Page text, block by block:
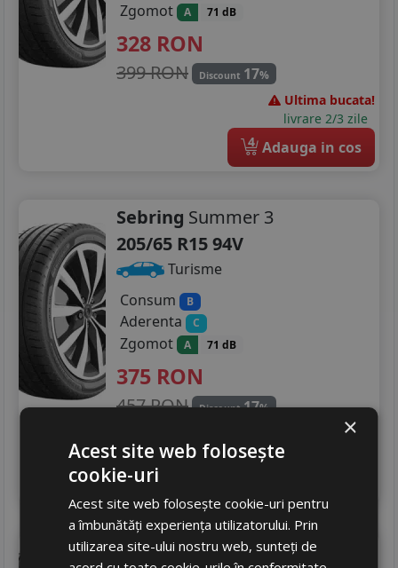
235/50R19
Zgomot A 71 dB
328 RON
399 RON Discount 17%
Ultima bucata!
livrare 2/3 zile
4 Adauga in cos
Sebring Summer 3
205/65 R15 94V
Turisme
Consum
B
Aderenta C
Zgomot A 71 dB
375 RON
457 RON Discount17%
In stoc - 10 buc
livrare 2/3 zile
TigarSummer 3
×
Acest site web folosește
cookie-uri
Acest site web folosește cookie-uri pentru
a îmbunătăți experiența utilizatorului. Prin
utilizarea site-ului nostru web, sunteți de